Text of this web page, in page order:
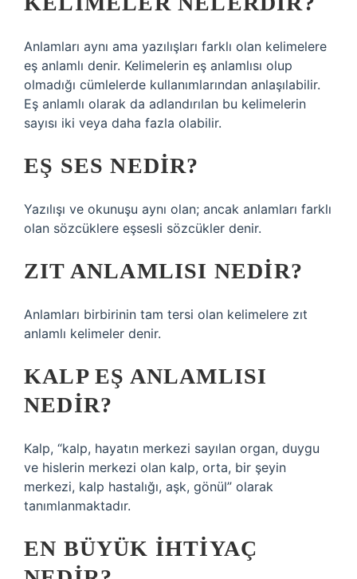
Anlamları aynı ama yazılışları farklı olan kelimelere
eş anlamlı denir. Kelimelerin eş anlamlısı olup
olmadığı cümlelerde kullanımlarından anlaşılabilir.
Eş anlamlı olarak da adlandırılan bu kelimelerin
sayısı iki veya daha fazla olabilir.
EŞ SES NEDIR?
Yazılışı ve okunuşu aynı olan; ancak anlamları farklı
olan sözcüklere eşsesli sözcükler denir.
ZIT ANLAMLISI NEDIR?
Anlamları birbirinin tam tersi olan kelimelere zıt
anlamlı kelimeler denir.
KALP EŞ ANLAMLISI
NEDIR?
Kalp, “kalp, hayatın merkezi sayılan organ, duygu
ve hislerin merkezi olan kalp, orta, bir şeyin
merkezi, kalp hastalığı, aşk, gönül” olarak
tanımlanmaktadır.
EN BÜYÜK IHTIYAÇ